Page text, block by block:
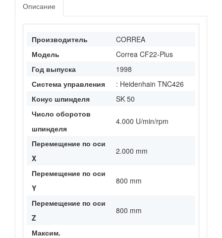
Описание
Производитель
CORREA
Модель
Correa CF22-Plus
Год выпуска
1998
Система управления
: Heidenhain TNC426
Конус шпинделя
SK 50
Число оборотов
шпинделя
4.000 U/min/rpm
Перемещение по оси
X
2.000 mm
Перемещение по оси
Y
800 mm
Перемещение по оси
Z
800 mm
Максим.